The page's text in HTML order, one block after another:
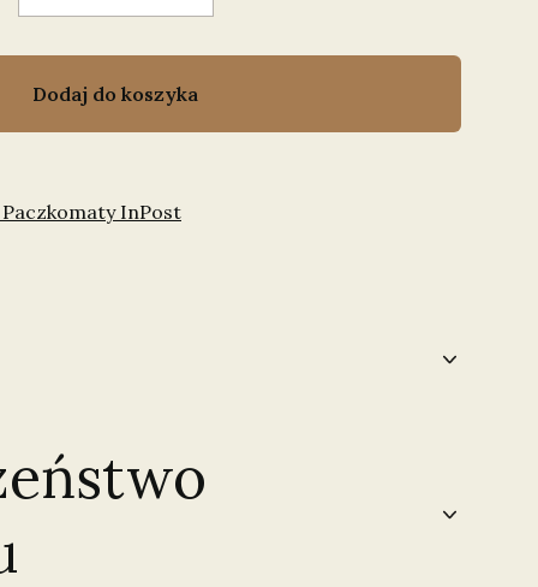
Dodaj do koszyka
InPost